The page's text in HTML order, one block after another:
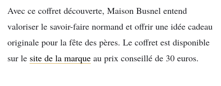
Avec ce coffret découverte, Maison Busnel entend
valoriser le savoir-faire normand et offrir une idée cadeau
originale pour la fête des pères. Le coffret est disponible
sur le site de la marque au prix conseillé de 30 euros.